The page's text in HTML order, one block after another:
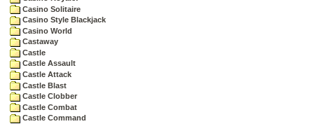
Casino Solitaire
Casino Style Blackjack
Casino World
Castaway
Castle
Castle Assault
Castle Attack
Castle Blast
Castle Clobber
Castle Combat
Castle Command